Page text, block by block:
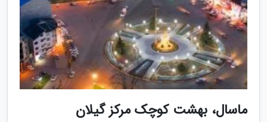
ماسال، بهشت کوچک مرکز گیلان